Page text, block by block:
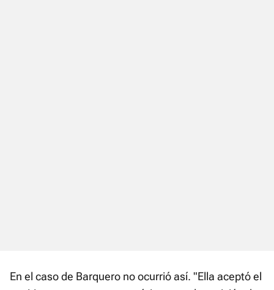
En el caso de Barquero no ocurrió así. "Ella aceptó el